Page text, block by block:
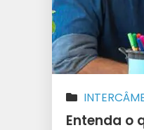
Entenda o